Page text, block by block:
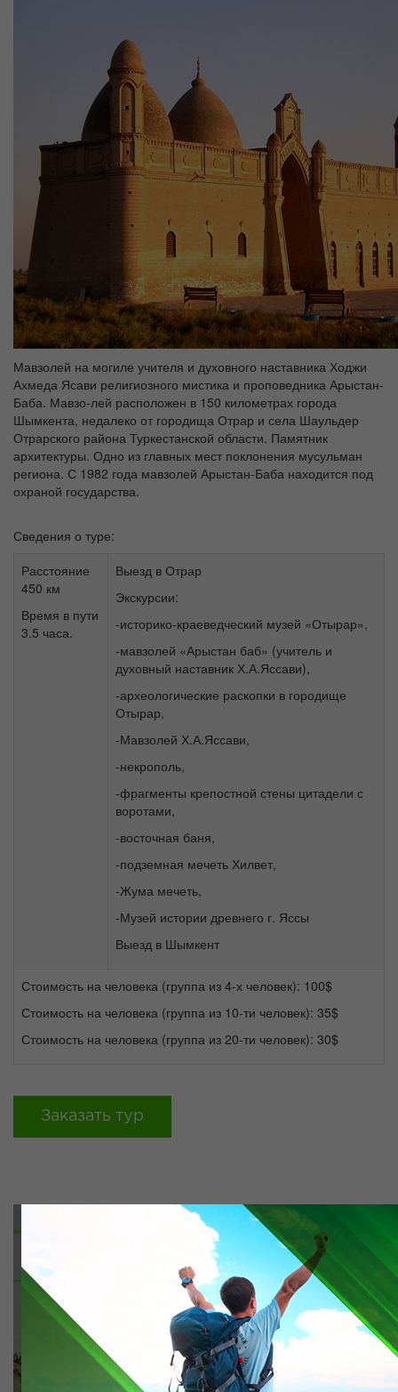
Мавзолей на могиле учителя и духовного наставника Ходжи
Ахмеда Ясави религиозного мистика и проповедника Арыстан-
Баба. Мавзо-лей расположен в 150 километрах города
Шымкента, недалеко от городища Отрар и села Шаульдер
Отрарского района Туркестанской области. Памятник
архитектуры. Одно из главных мест поклонения мусульман
региона. С 1982 года мавзолей Арыстан-Баба находится под
охраной государства.
Сведения о туре:
Расстояние
450 км
Время в пути
3.5 часа.
Выезд в Отрар
Экскурсии:
-историко-краеведческий музей «Отырар»,
-мавзолей «Арыстан баб» (учитель и
духовный наставник Х.А.Яссави),
-археологические раскопки в городище
Отырар,
-Мавзолей Х.А.Яссави,
-некрополь,
-фрагменты крепостной стены цитадели с
воротами,
-восточная баня,
-подземная мечеть Хилвет,
-Жума мечеть,
-Музей истории древнего г. Яссы
Выезд в Шымкент
Стоимость на человека (группа из 4-х человек): 100$
Стоимость на человека (группа из 10-ти человек): 35$
Стоимость на человека (группа из 20-ти человек): 30$
Заказать тур
ПРОГРАММА ДЛЯ ШКОЛЬНИКОВ
Южный Казахстан является эпицентром